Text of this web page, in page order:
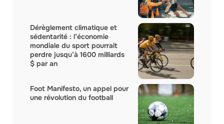
Dérèglement climatique et
sédentarité : l’économie
mondiale du sport pourrait
perdre jusqu’à 1600 milliards
$ par an
Foot Manifesto, un appel pour
une révolution du football